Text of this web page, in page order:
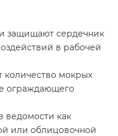
защищают сердечник
в рабочей
мокрых
ограждающего
ведомости как
или облицовочной